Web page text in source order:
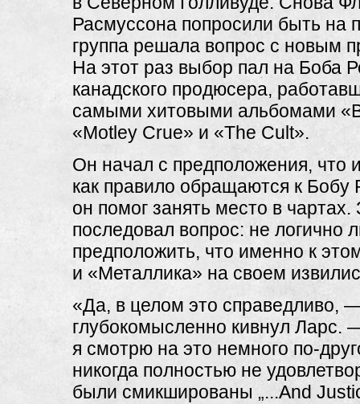
Расмуссона попросили быть на
группа решала вопрос с новым
На этот раз выбор пал на Боба
канадского продюсера,
самыми хитовыми альбомами
«Motley Crue» и «The Cult».
Он начал с предположения, что
как правило обращаются к Бобу
он помог занять место в чартах.
последовал вопрос: не логично
предположить, что именно к
и «Металлика» на своем
«Да, в целом это справедливо,
глубокомысленно кивнул Ларс.
я смотрю на это немного по-
никогда полностью не
были смикшированы „...And